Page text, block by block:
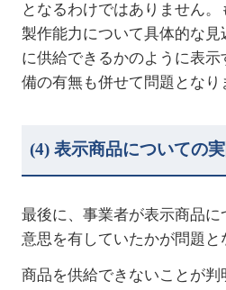
となるわけではありません
製作能力について具体的な
に供給できるかのように表
備の有無も併せて問題となり
(4) 表示商品についての
最後に、事業者が表示商品に
意思を有していたかが問題と
商品を供給できないことが